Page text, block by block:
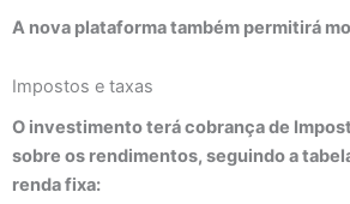
A nova plataforma também permitirá
Impostos e taxas
O investimento terá cobrança de
sobre os rendimentos, seguindo a
renda fixa: